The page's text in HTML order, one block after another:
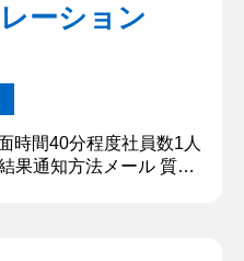
ーション
時間40分程度社員数1人
果通知方法メール 質問